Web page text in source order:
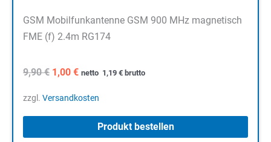
GSM Mobilfunkantenne GSM 900 MHz magnetisch
FME (f) 2.4m RG174
9,90€ Ursprünglicher
war:
1,00 €Aktueller
ist:
netto 1,19 € brutto
zzgl. Versandkosten
Produkt bestellen